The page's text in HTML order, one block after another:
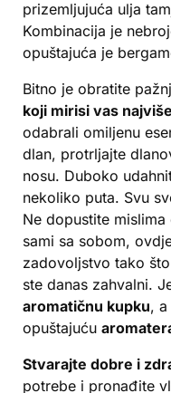
prizemljujuća ulja
Kombinacija je
opuštajuća je
Bitno je obratite
koji mirisi vas
odabrali omiljenu
dlan, protrljajte
nosu. Duboko
nekoliko puta. Svu
Ne dopustite
sami sa sobom,
zadovoljstvo tako
ste danas zahvalni.
aromatičnu kupku,
opuštajuću
Stvarajte dobre i
potrebe i pronađite